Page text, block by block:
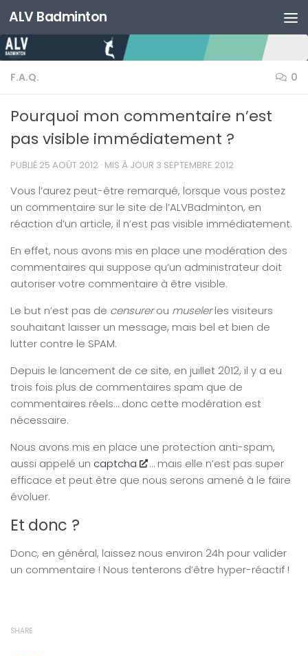
Skip to content
ALV Badminton
F.A.Q. 0
Pourquoi mon commentaire n’est
pas visible immédiatement ?
PUBLIÉ 25 AOÛT 2012 · MIS À JOUR 3 SEPTEMBRE 2012
Vous l’aurez peut-être remarqué, lorsque vous postez
un commentaire sur le site de l’ALVBadminton, en
réaction d’un article, il n’est pas visible immédiatement.
En effet, nous avons mis en place une modération des
commentaires qui suppose qu’un administrateur doit
autoriser votre commentaire à être visible.
Le but n’est pas de censurerou muselerles visiteurs
souhaitant laisser un message, mais bel et bien de
lutter contre le SPAM.
Depuis le lancement de ce site, en juillet 2012, il y a eu
trois fois plus de commentaires spam que de
commentaires réels… donc cette modération est
nécessaire.
Nous avons mis en place une protection anti-spam,
aussi appelé un captcha
… mais elle n’est pas super
efficace et peut être que nous serons amené à le faire
évoluer.
Et donc ?
Donc, en général, laissez nous environ 24h pour valider
un commentaire ! Nous tenterons d’être hyper-réactif !
SHARE